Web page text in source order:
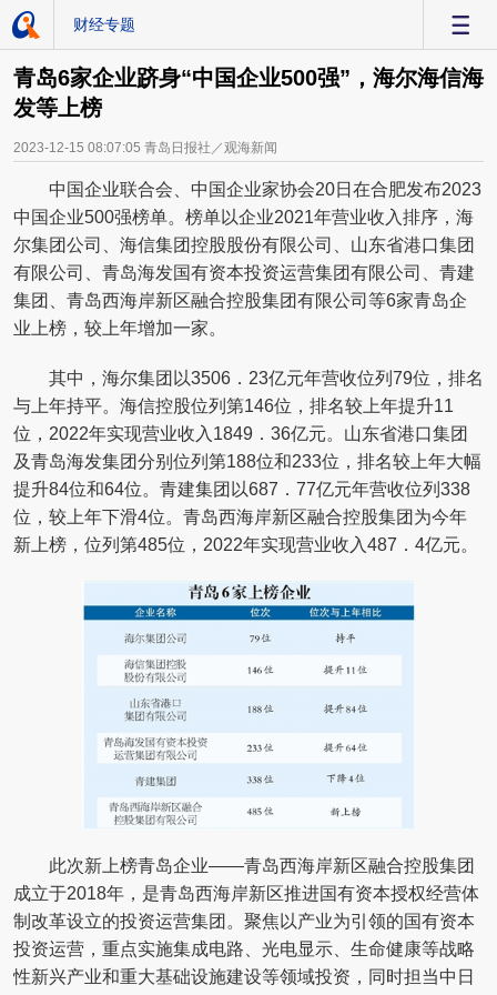
财经专题
青岛6家企业跻身“中国企业500强”，海尔海信海
发等上榜
2023-12-15 08:07:05 青岛日报社／观海新闻
中国企业联合会、中国企业家协会20日在合肥发布2023
中国企业500强榜单。榜单以企业2021年营业收入排序，海
尔集团公司、海信集团控股股份有限公司、山东省港口集团
有限公司、青岛海发国有资本投资运营集团有限公司、青建
集团、青岛西海岸新区融合控股集团有限公司等6家青岛企
业上榜，较上年增加一家。
其中，海尔集团以3506．23亿元年营收位列79位，排名
与上年持平。海信控股位列第146位，排名较上年提升11
位，2022年实现营业收入1849．36亿元。山东省港口集团
及青岛海发集团分别位列第188位和233位，排名较上年大幅
提升84位和64位。青建集团以687．77亿元年营收位列338
位，较上年下滑4位。青岛西海岸新区融合控股集团为今年
新上榜，位列第485位，2022年实现营业收入487．4亿元。
此次新上榜青岛企业——青岛西海岸新区融合控股集团
成立于2018年，是青岛西海岸新区推进国有资本授权经营体
制改革设立的投资运营集团。聚焦以产业为引领的国有资本
投资运营，重点实施集成电路、光电显示、生命健康等战略
性新兴产业和重大基础设施建设等领域投资，同时担当中日